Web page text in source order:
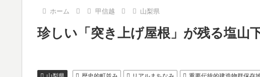
ホーム 甲信越 山梨県
珍しい「突き上げ屋根」が残る塩山